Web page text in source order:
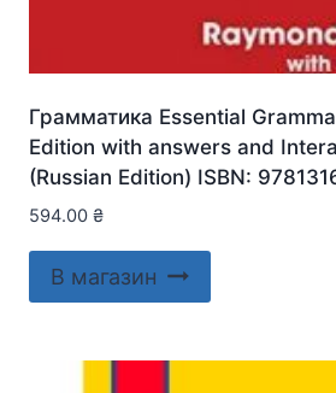
Грамматика Essential
Edition with answers and
(Russian Edition) ISBN:
594.00 ₴
В магазин